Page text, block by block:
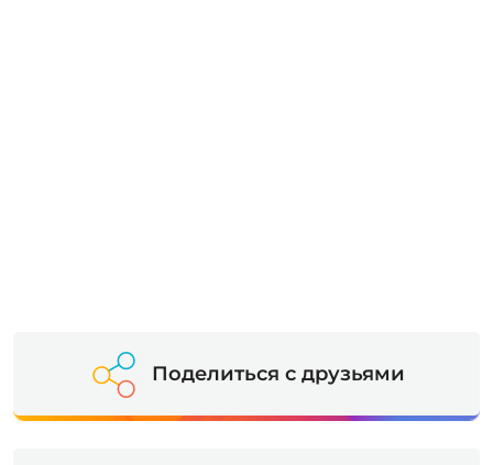
Поделиться с друзьями